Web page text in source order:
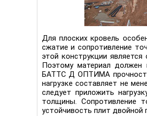
Для плоских кровель
сжатие и сопротивление
этой конструкции
Поэтому материал
БАТТС Д ОПТИМА
нагрузке составляет не
следует приложить
толщины. Сопротивление
устойчивость плит